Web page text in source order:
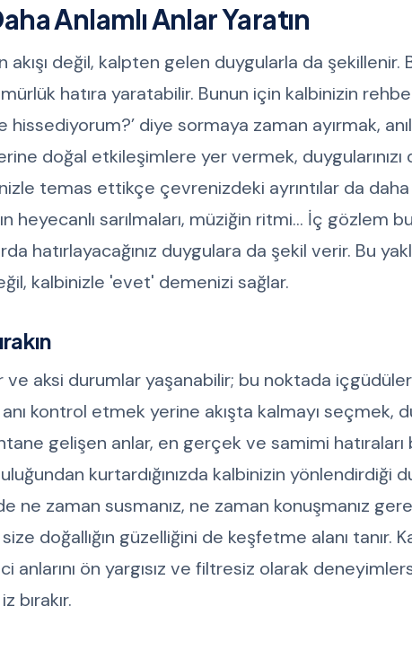
Anlamlı Anlar Yaratın
değil, kalpten gelen duygularla da şekillenir.
hatıra yaratabilir. Bunun için kalbinizin
diye sormaya zaman ayırmak,
doğal etkileşimlere yer vermek,
temas ettikçe çevrenizdeki ayrıntılar da
heyecanlı sarılmaları, müziğin ritmi... İç gözlem
hatırlayacağınız duygulara da şekil verir. Bu
kalbinizle 'evet' demenizi sağlar.
aksi durumlar yaşanabilir; bu noktada
kontrol etmek yerine akışta kalmayı seçmek,
gelişen anlar, en gerçek ve samimi hatıraları
kurtardığınızda kalbinizin yönlendirdiği
ne zaman susmanız, ne zaman konuşmanız
doğallığın güzelliğini de keşfetme alanı tanır.
ön yargısız ve filtresiz olarak
bırakır.